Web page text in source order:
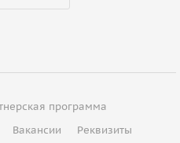
программа
Вакансии Реквизиты